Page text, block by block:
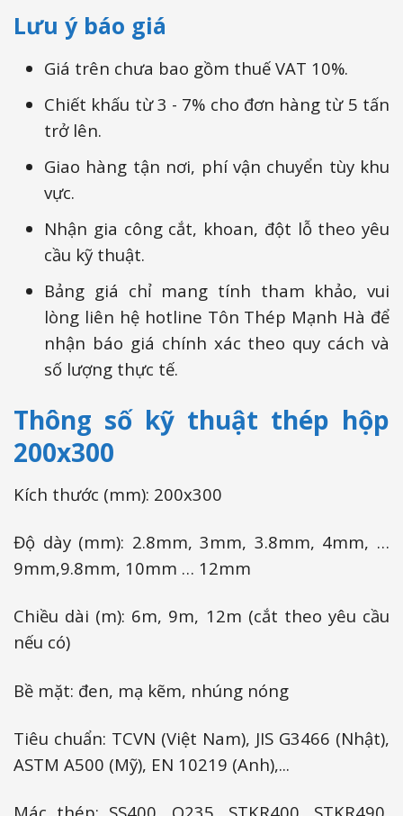
Lưu ý báo giá
Giá trên chưa bao gồm thuế VAT 10%.
Chiết khấu từ 3 - 7% cho đơn hàng từ 5 tấn
trở lên.
Giao hàng tận nơi, phí vận chuyển tùy khu
vực.
Nhận gia công cắt, khoan, đột lỗ theo yêu
cầu kỹ thuật.
Bảng giá chỉ mang tính tham khảo, vui
lòng liên hệ hotline Tôn Thép Mạnh Hà để
nhận báo giá chính xác theo quy cách và
số lượng thực tế.
Thông số kỹ thuật thép hộp
200x300
Kích thước (mm): 200x300
Độ dày (mm): 2.8mm, 3mm, 3.8mm, 4mm, …
9mm,9.8mm, 10mm … 12mm
Chiều dài (m): 6m, 9m, 12m (cắt theo yêu cầu
nếu có)
Bề mặt: đen, mạ kẽm, nhúng nóng
Tiêu chuẩn: TCVN (Việt Nam), JIS G3466 (Nhật),
ASTM A500 (Mỹ), EN 10219 (Anh),...